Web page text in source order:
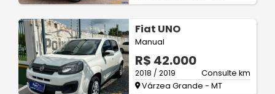
Fiat UNO
Manual
R$ 42.000
2018 / 2019
Consulte km
Várzea Grande - MT